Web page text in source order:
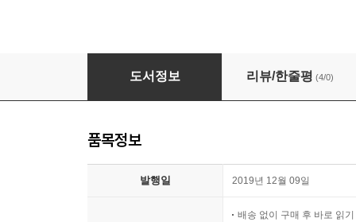
4차 산업혁명, 당신이 놓치는 12가지 질문
도서정보 리뷰/한줄평 (4/0)
품목정보
발행일 2019년 12월 09일
배송 없이 구매 후 바로 읽기